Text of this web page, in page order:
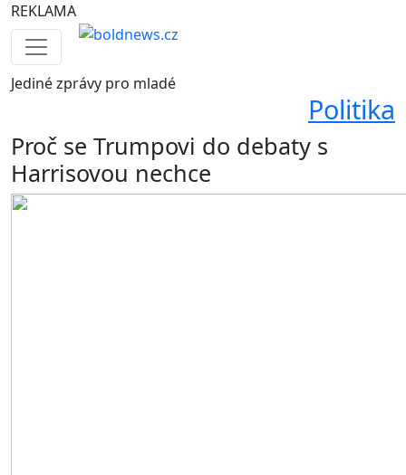
REKLAMA
Jedinézprávy pro mladé
Politika
Proč se Trumpovi do debaty s
Harrisovou nechce